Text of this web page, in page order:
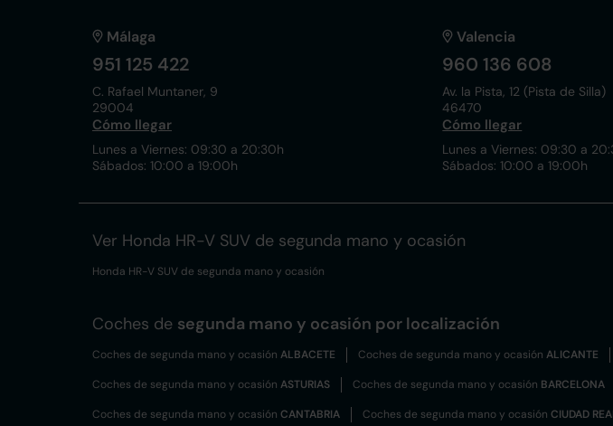
Málaga
951 125 422
C. Rafael Muntaner, 9
29004
Cómo llegar
Lunes a Viernes: 09:30 a 20:30h
Sábados: 10:00 a 19:00h
Valencia
960 136 608
Av. la Pista, 12 (Pista de Silla)
46470
Cómo llegar
Lunes a Viernes: 09:30 a
Sábados: 10:00 a 19:00h
Ver Honda HR-V SUV de segunda mano y ocasión
Honda HR-V SUV de segunda mano y ocasión
Coches de segunda mano y ocasión por localización
Coches de segunda mano y ocasión ALBACETE Coches de segunda mano y ocasión ALICANTE
Coches de segunda mano y ocasión ASTURIAS Coches de segunda mano y ocasión BARCELONA
Coches de segunda mano y ocasión CANTABRIA Coches de segunda mano y ocasión CIUDAD